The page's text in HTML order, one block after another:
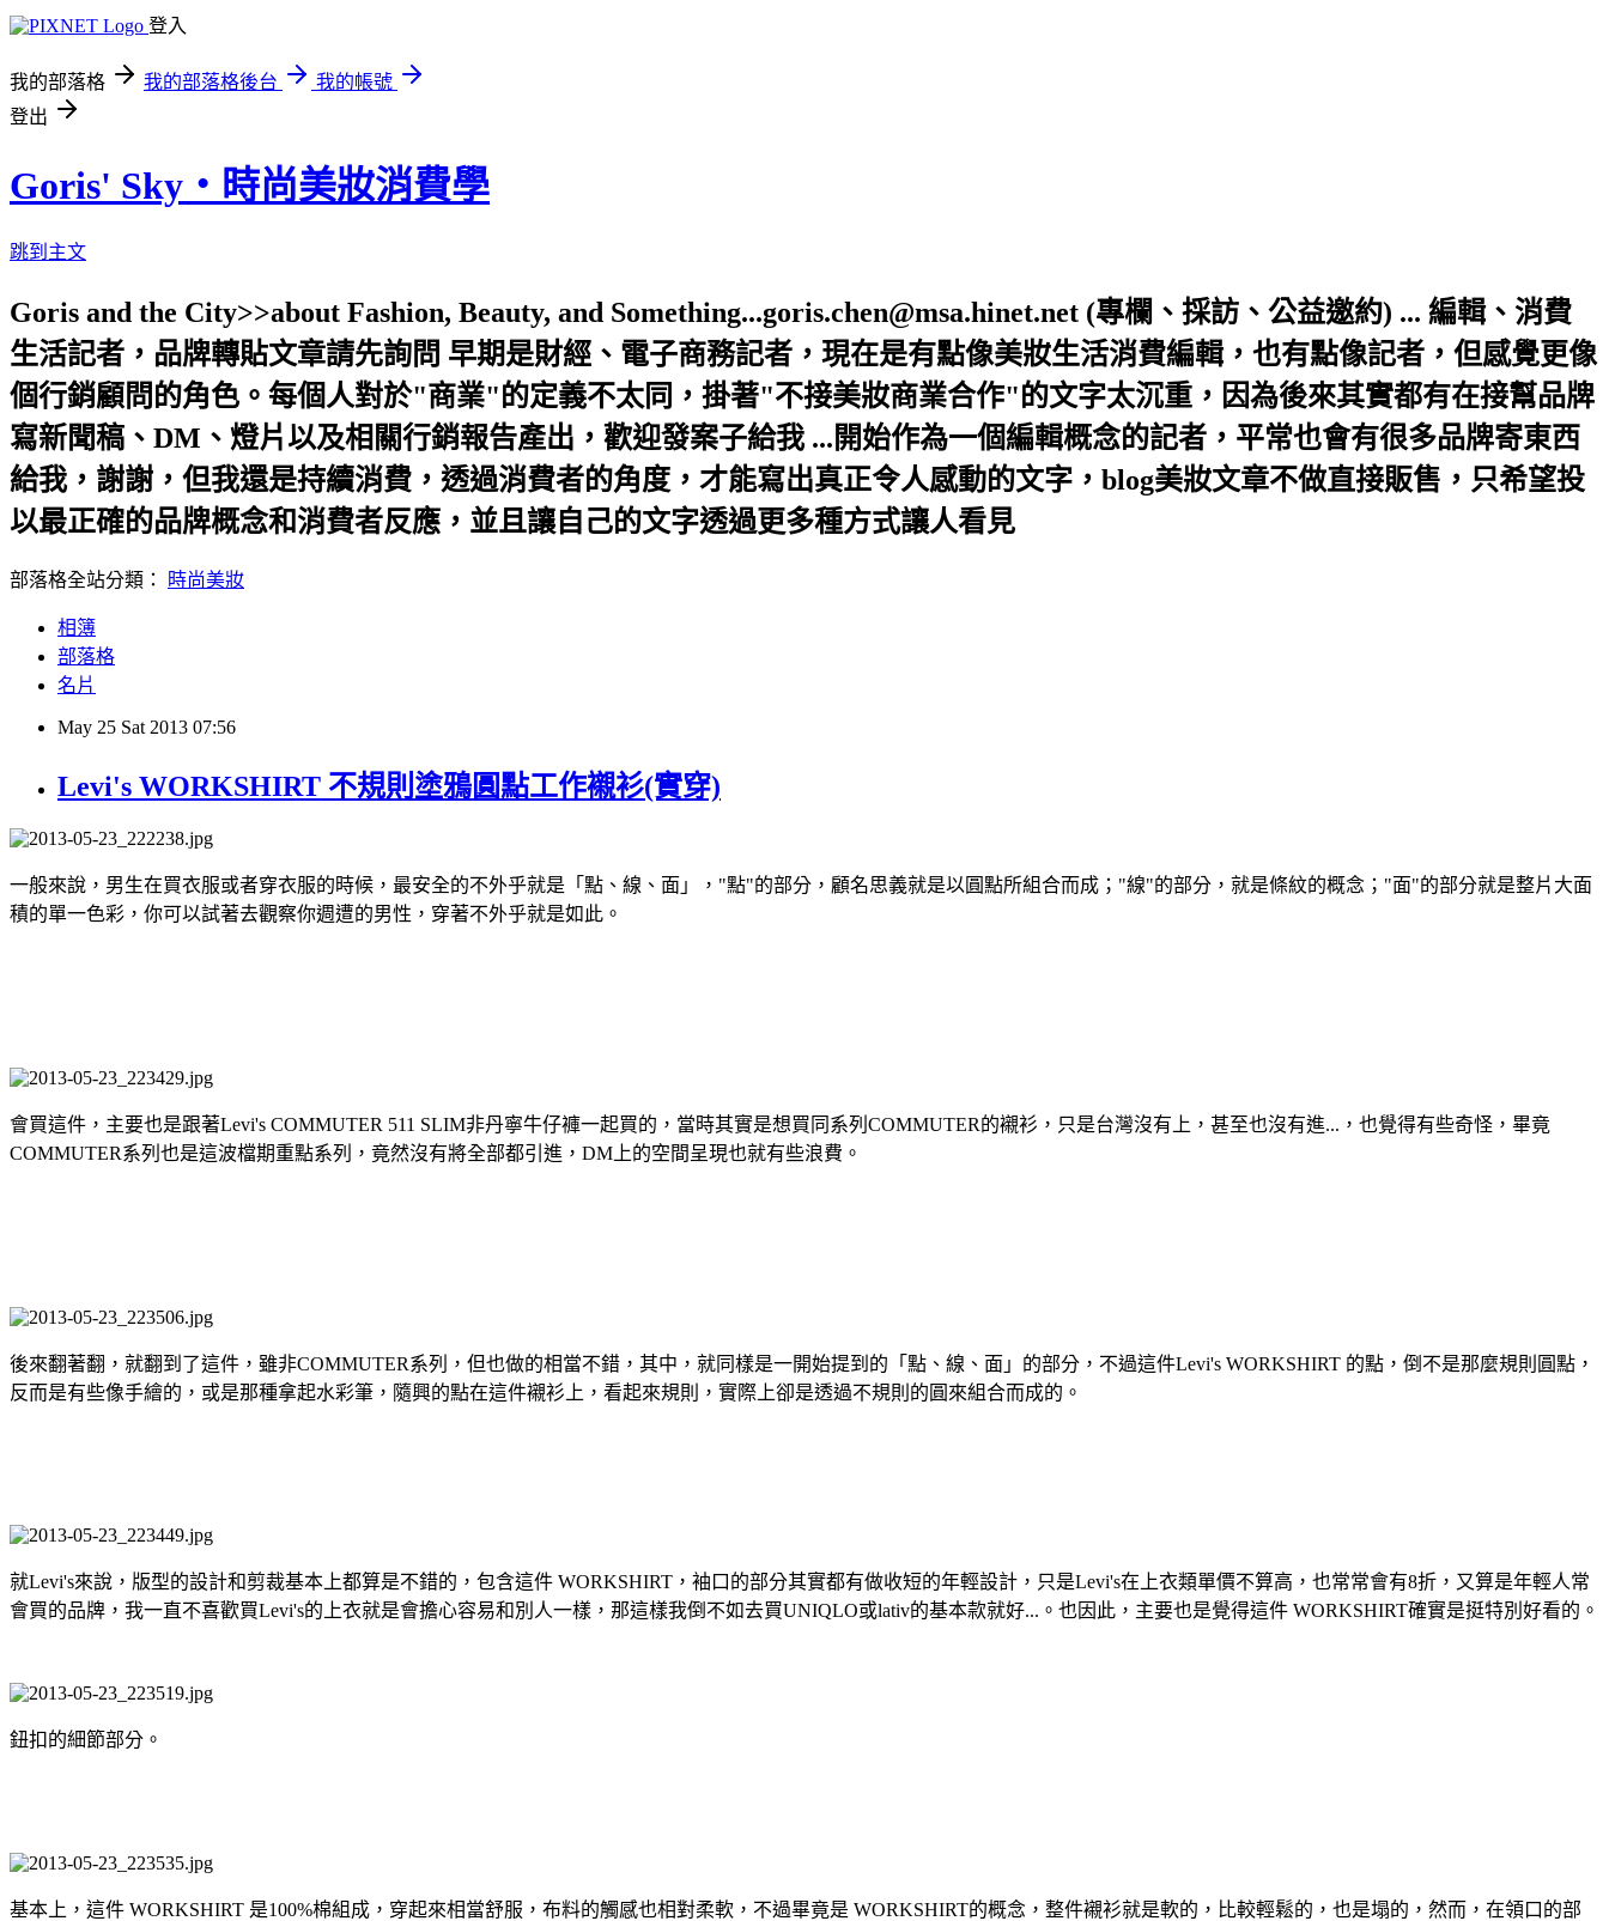
登入
我的部落格 我的部落格後台
我的帳號
登出
Goris' Sky‧時尚美妝消費學
跳到主文
Goris and the City>>about Fashion, Beauty, and Something...goris.chen@msa.hinet.net (專欄、採訪、公益邀約) ... 編輯、消費
生活記者，品牌轉貼文章請先詢問 早期是財經、電子商務記者，現在是有點像美妝生活消費編輯，也有點像記者，但感覺更像
個行銷顧問的角色。每個人對於"商業"的定義不太同，掛著"不接美妝商業合作"的文字太沉重，因為後來其實都有在接幫品牌
寫新聞稿、DM、燈片以及相關行銷報告產出，歡迎發案子給我 ...開始作為一個編輯概念的記者，平常也會有很多品牌寄東西
給我，謝謝，但我還是持續消費，透過消費者的角度，才能寫出真正令人感動的文字，blog美妝文章不做直接販售，只希望投
以最正確的品牌概念和消費者反應，並且讓自己的文字透過更多種方式讓人看見
部落格全站分類： 時尚美妝
相簿
部落格
名片
May 25 Sat 2013 07:56
Levi's WORKSHIRT 不規則塗鴉圓點工作襯衫(實穿)
一般來說，男生在買衣服或者穿衣服的時候，最安全的不外乎就是「點、線、面」，"點"的部分，顧名思義就是以圓點所組合而成；"線"的部分，就是條紋的概念；"面"的部分就是整片大面
積的單一色彩，你可以試著去觀察你週遭的男性，穿著不外乎就是如此。
會買這件，主要也是跟著Levi's COMMUTER 511 SLIM非丹寧牛仔褲一起買的，當時其實是想買同系列COMMUTER的襯衫，只是台灣沒有上，甚至也沒有進...，也覺得有些奇怪，畢竟
COMMUTER系列也是這波檔期重點系列，竟然沒有將全部都引進，DM上的空間呈現也就有些浪費。
後來翻著翻，就翻到了這件，雖非COMMUTER系列，但也做的相當不錯，其中，就同樣是一開始提到的「點、線、面」的部分，不過這件Levi's WORKSHIRT 的點，倒不是那麼規則圓點，
反而是有些像手繪的，或是那種拿起水彩筆，隨興的點在這件襯衫上，看起來規則，實際上卻是透過不規則的圓來組合而成的。
就Levi's來說，版型的設計和剪裁基本上都算是不錯的，包含這件 WORKSHIRT，袖口的部分其實都有做收短的年輕設計，只是Levi's在上衣類單價不算高，也常常會有8折，又算是年輕人常
會買的品牌，我一直不喜歡買Levi's的上衣就是會擔心容易和別人一樣，那這樣我倒不如去買UNIQLO或lativ的基本款就好...。也因此，主要也是覺得這件 WORKSHIRT確實是挺特別好看的。
鈕扣的細節部分。
基本上，這件 WORKSHIRT 是100%棉組成，穿起來相當舒服，布料的觸感也相對柔軟，不過畢竟是 WORKSHIRT的概念，整件襯衫就是軟的，比較輕鬆的，也是塌的，然而，在領口的部